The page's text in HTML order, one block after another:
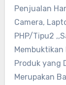
Penjualan
Camera,
PHP/Tipu2
Membuktikan
Produk yang
Merupakan